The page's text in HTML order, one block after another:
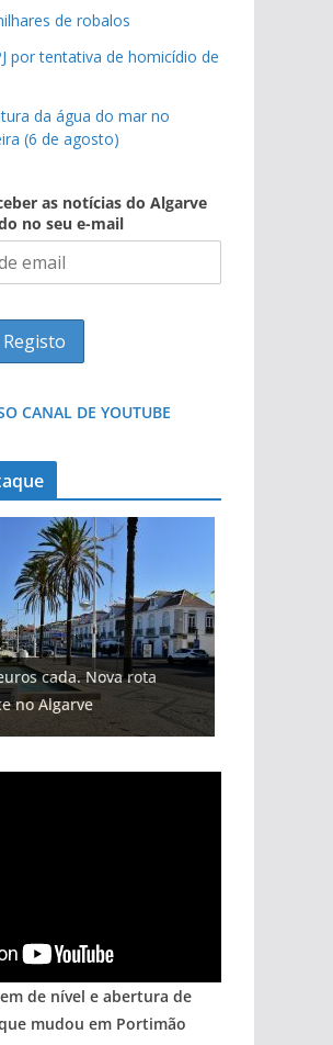
de robalos
por tentativa de homicídio de
da água do mar no
(6 de agosto)
as notícias do Algarve
no seu e-mail
CANAL DE YOUTUBE
emblemáticas do
vida (com vídeo)
algarvia que cresceu
cada. Nova rota
no Algarve
de 108
construção de dois
areia de praias e põem
(com vídeo)
de nível e abertura de
mudou em Portimão